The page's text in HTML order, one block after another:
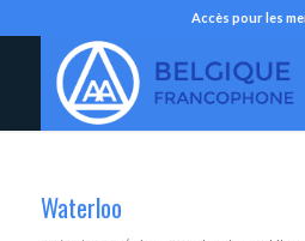
Accès pour les
Waterloo